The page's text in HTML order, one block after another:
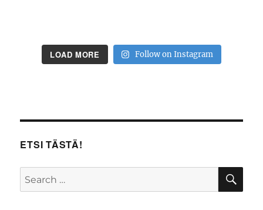
LOAD MORE Follow on Instagram
ETSI TÄSTÄ!
Search
for: